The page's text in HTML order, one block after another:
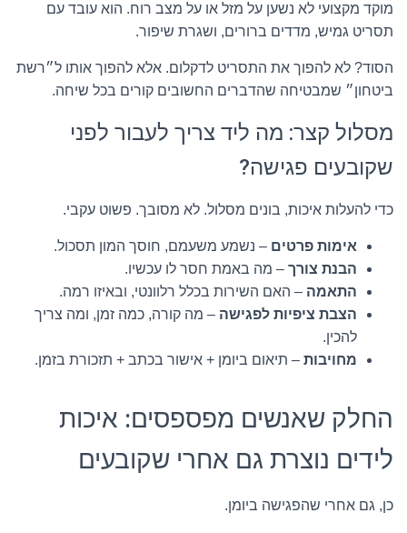
מוקד מקצועי לא נשען על מזל או על מצב רוח. הוא עובד עם
תסריט גמיש, מדדים ברורים, ושגרת שיפור.
הסוד? לא להפוך את התסריט לדקלום. אלא להפוך אותו ל״רשת
ביטחון״ שמבטיחה שהדברים החשובים קורים בכל שיחה.
מסלול קצר: מה ליד צריך לעבור לפני
שקובעים פגישה?
כדי להעלות איכות, בונים מסלול. לא מסובך. פשוט עקבי.
אימות פרטים – נשמע משעמם, חוסך המון תסכול.
הבנת צורך – מה באמת חסר לו עכשיו.
התאמה – האם השירות בכלל רלוונטי, ובאיזו רמה.
הצבת ציפיות לפגישה – מה קורה, כמה זמן, ומה צריך
להכין.
מחויבות – תיאום ביומן + אישור בכתב + תזכורת בזמן.
החלק שאנשים מפספסים: איכות
לידים נוצרת גם אחרי שקובעים
כן, גם אחרי שהפגישה ביומן.